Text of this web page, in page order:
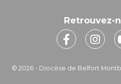
Retrouvez-
© 2026 - Diocèse de Belfort